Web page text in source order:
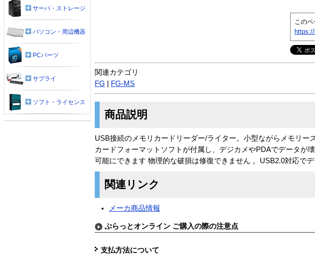
このペ
関連カテゴリ
FG
FG-MS
商品説明
USB接続のメモリカードリーダー/ライター。小型ながらメモリー
カードフォーマットソフトが付属し、デジカメやPDAでデータが
可能にできます 物理的な破損は修復できません 。USB2.0対応でデ
関連リンク
メーカ商品情報
ぷらっとオンライン ご購入の際の注意点
支払方法について
サーバ・ストレージ
パソコン・周辺機器
PCパーツ
サプライ
ソフト・ライセンス